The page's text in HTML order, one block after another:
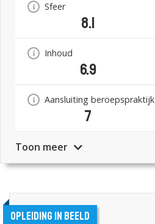
Sfeer
8.1
Inhoud
6.9
Aansluiting beroepspraktijk
7
Toon meer
Opleiding in beeld